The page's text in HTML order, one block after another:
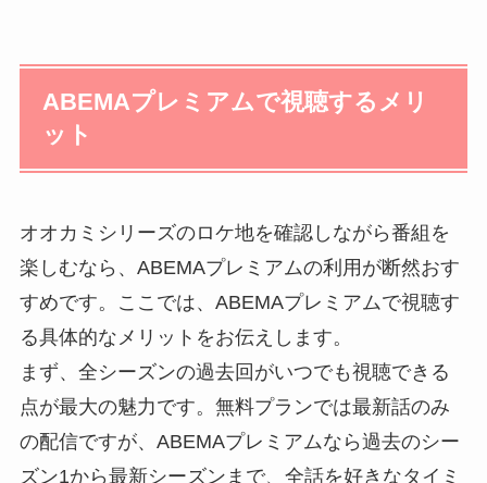
ABEMAプレミアムで視聴するメリ
ット
オオカミシリーズのロケ地を確認しながら番組を
楽しむなら、ABEMAプレミアムの利用が断然おす
すめです。ここでは、ABEMAプレミアムで視聴す
る具体的なメリットをお伝えします。
まず、全シーズンの過去回がいつでも視聴できる
点が最大の魅力です。無料プランでは最新話のみ
の配信ですが、ABEMAプレミアムなら過去のシー
ズン1から最新シーズンまで、全話を好きなタイミ